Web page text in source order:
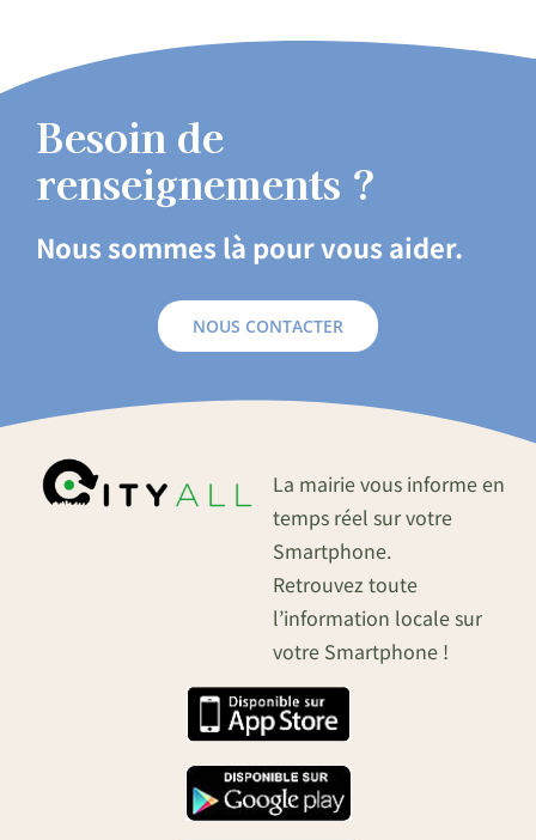
Besoin de
renseignements ?
Nous sommes là pour vous aider.
NOUS CONTACTER
La mairie vous informe en
temps réel sur votre
Smartphone.
Retrouvez toute
l’information locale sur
votre Smartphone !